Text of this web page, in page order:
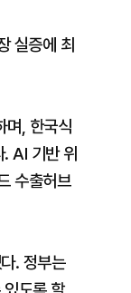
실증에 최
며, 한국식
AI 기반 위
수출허브
. 정부는